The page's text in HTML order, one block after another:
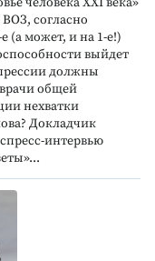
согласно
(а может, и на 1-е!)
выйдет
должны
общей
нехватки
Докладчик
интервью